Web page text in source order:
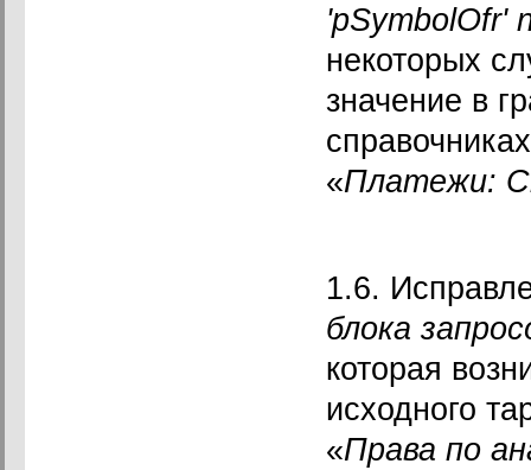
'pSymbolOfr'
некоторых
значение в
«Платежи:
1.6.
блока
которая
исходного
«Права по